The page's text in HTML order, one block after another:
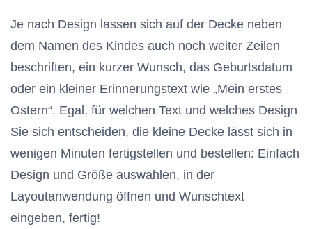
Je nach Design lassen sich auf der Decke neben
dem Namen des Kindes auch noch weiter Zeilen
beschriften, ein kurzer Wunsch, das Geburtsdatum
oder ein kleiner Erinnerungstext wie „Mein erstes
Ostern“. Egal, für welchen Text und welches Design
Sie sich entscheiden, die kleine Decke lässt sich in
wenigen Minuten fertigstellen und bestellen: Einfach
Design und Größe auswählen, in der
Layoutanwendung öffnen und Wunschtext
eingeben, fertig!